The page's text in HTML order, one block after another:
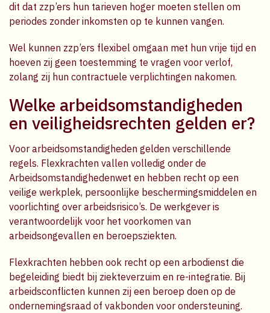
dit dat zzp’ers hun tarieven hoger moeten stellen om
periodes zonder inkomsten op te kunnen vangen.
Wel kunnen zzp’ers flexibel omgaan met hun vrije tijd en
hoeven zij geen toestemming te vragen voor verlof,
zolang zij hun contractuele verplichtingen nakomen.
Welke arbeidsomstandigheden
en veiligheidsrechten gelden er?
Voor arbeidsomstandigheden gelden verschillende
regels. Flexkrachten vallen volledig onder de
Arbeidsomstandighedenwet en hebben recht op een
veilige werkplek, persoonlijke beschermingsmiddelen en
voorlichting over arbeidsrisico’s. De werkgever is
verantwoordelijk voor het voorkomen van
arbeidsongevallen en beroepsziekten.
Flexkrachten hebben ook recht op een arbodienst die
begeleiding biedt bij ziekteverzuim en re-integratie. Bij
arbeidsconflicten kunnen zij een beroep doen op de
ondernemingsraad of vakbonden voor ondersteuning.